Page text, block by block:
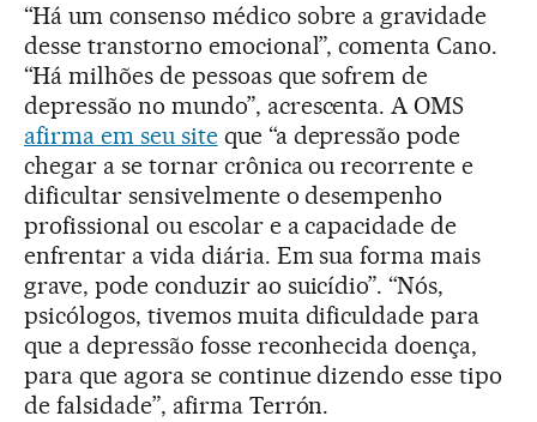
“Há um consenso médico sobre a gravidade
desse transtorno emocional”, comenta Cano.
“Há milhões de pessoas que sofrem de
depressão no mundo”, acrescenta. A OMS
afirma em seu siteque “a depressão pode
chegar a se tornar crônica ou recorrente e
dificultar sensivelmente o desempenho
profissional ou escolar e a capacidade de
enfrentar a vida diária. Em sua forma mais
grave, pode conduzir ao suicídio”. “Nós,
psicólogos, tivemos muita dificuldade para
que a depressão fosse reconhecida doença,
para que agora se continue dizendo esse tipo
de falsidade”, afirma Terrón.